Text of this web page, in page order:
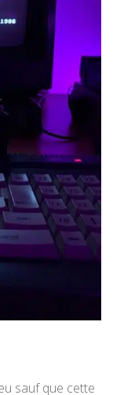
sauf que cette